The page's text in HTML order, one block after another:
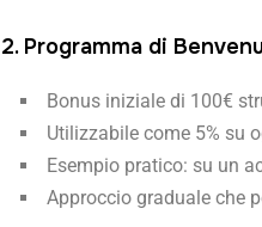
2. Programma di
Bonus iniziale di 100€
Utilizzabile come 5% su
Esempio pratico: su un
Approccio graduale che